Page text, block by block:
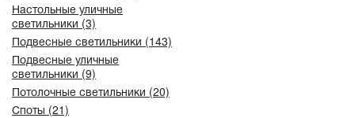
Настольные уличные
светильники (3)
Подвесные светильники (143)
Подвесные уличные
светильники (9)
Потолочные светильники (20)
Споты (21)